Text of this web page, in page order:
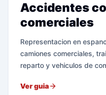
Accidentes
comerciales
Representacion en
camiones comerciales,
reparto y vehiculos de
Ver guia